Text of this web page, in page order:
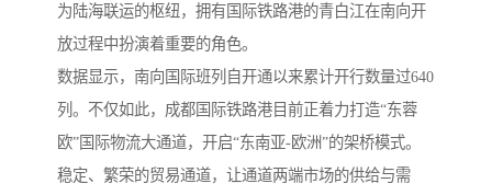
为陆海联运的枢纽，拥有国际铁路港的青白江在南向开
放过程中扮演着重要的角色。
数据显示，南向国际班列自开通以来累计开行数量过640
列。不仅如此，成都国际铁路港目前正着力打造“东蓉
欧”国际物流大通道，开启“东南亚-欧洲”的架桥模式。
稳定、繁荣的贸易通道，让通道两端市场的供给与需